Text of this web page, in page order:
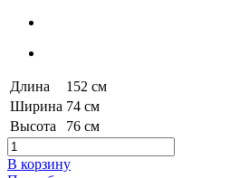
Длина
152 см
Ширина 74 см
Высота
76 см
В корзину